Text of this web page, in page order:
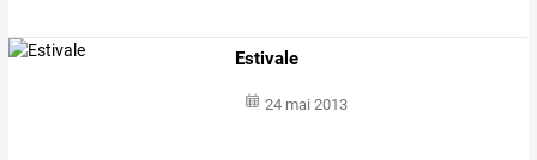
Estivale
24 mai 2013